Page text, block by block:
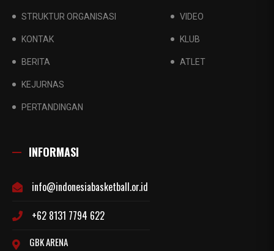
STRUKTUR ORGANISASI
KONTAK
BERITA
KEJURNAS
PERTANDINGAN
VIDEO
KLUB
ATLET
INFORMASI
info@indonesiabasketball.or.id
+62 8131 7794 622
GBK ARENA